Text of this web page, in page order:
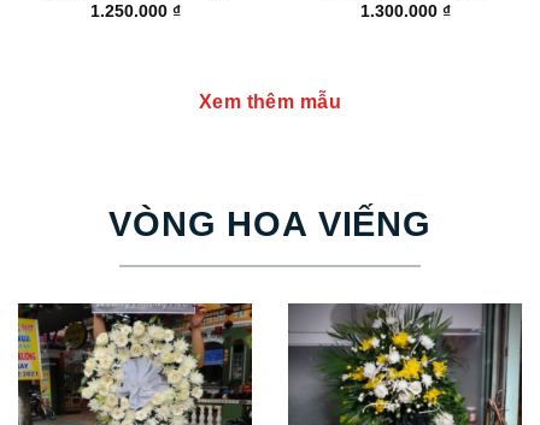
1.250.000 ₫
1.300.000 ₫
Xem thêm mẫu
VÒNG HOA VIẾNG